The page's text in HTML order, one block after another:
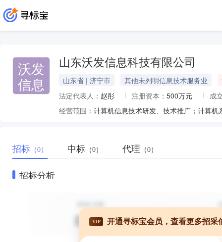
沃发
信息
山东沃发信息科技有限公司
山东省 | 济宁市 其他未列明信息技术服务业
法定代表人： 赵彤 注册资本： 500万元
成
经营范围：
招标 （0） 中标 （0） 代理 （0）
招标分析
VIP 开通寻标宝会员，查看更多招采